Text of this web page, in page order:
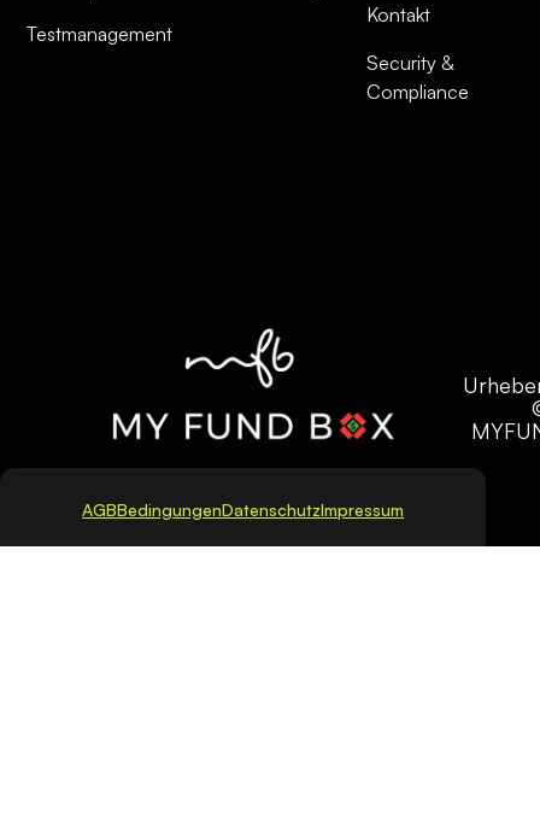
Testmanagement
Kontakt
Security &
Compliance
AGBBedingungenDatenschutzImpressum